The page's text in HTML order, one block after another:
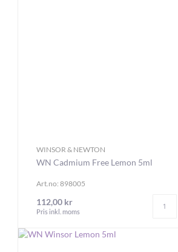
WINSOR & NEWTON
WN Cadmium Free Lemon 5ml
Art.no: 898005
112,00 kr
Pris inkl. moms